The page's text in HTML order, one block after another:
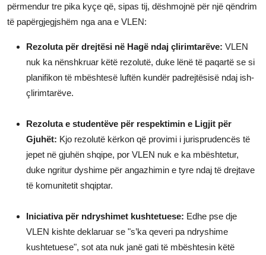
përmendur tre pika kyçe që, sipas tij, dëshmojnë për një qëndrim
të papërgjegjshëm nga ana e VLEN:
Rezoluta për drejtësi në Hagë ndaj çlirimtarëve: VLEN
nuk ka nënshkruar këtë rezolutë, duke lënë të paqartë se si
planifikon të mbështesë luftën kundër padrejtësisë ndaj ish-
çlirimtarëve.
Rezoluta e studentëve për respektimin e Ligjit për
Gjuhët: Kjo rezolutë kërkon që provimi i jurisprudencës të
jepet në gjuhën shqipe, por VLEN nuk e ka mbështetur,
duke ngritur dyshime për angazhimin e tyre ndaj të drejtave
të komunitetit shqiptar.
Iniciativa për ndryshimet kushtetuese: Edhe pse dje
VLEN kishte deklaruar se "s’ka qeveri pa ndryshime
kushtetuese", sot ata nuk janë gati të mbështesin këtë